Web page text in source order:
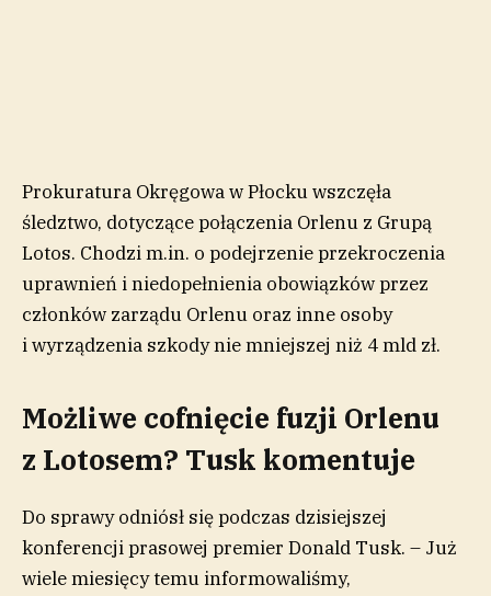
Prokuratura Okręgowa w Płocku wszczęła
śledztwo, dotyczące połączenia Orlenu z Grupą
Lotos. Chodzi m.in. o podejrzenie przekroczenia
uprawnień i niedopełnienia obowiązków przez
członków zarządu Orlenu oraz inne osoby
i wyrządzenia szkody nie mniejszej niż 4 mld zł.
Możliwe cofnięcie fuzji Orlenu
z Lotosem? Tusk komentuje
Do sprawy odniósł się podczas dzisiejszej
konferencji prasowej premier Donald Tusk. – Już
wiele miesięcy temu informowaliśmy,